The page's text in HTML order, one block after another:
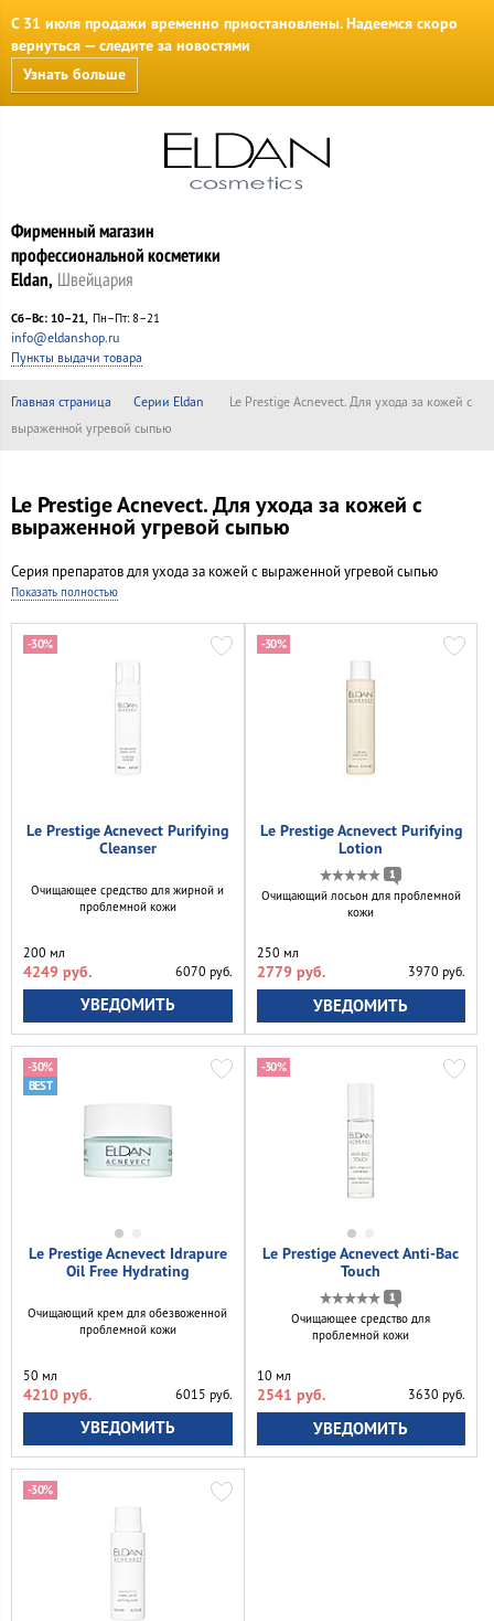
С 31 июля продажи временно приостановлены. Надеемся скоро
вернуться — следите за новостями
Узнать больше
Фирменный магазин
профессиональной косметики
Eldan, Швейцария
Пн–Пт: 8–21
Сб–Вс: 10–21
info@eldanshop.ru
Пункты выдачи товара
Главная страница Серии Eldan
Le Prestige Acnevect. Для ухода за кожей с
выраженной угревой сыпью
Le Prestige Acnevect. Для ухода за кожей с
выраженной угревой сыпью
Серия препаратов для ухода за кожей с выраженной угревой сыпью
Показать полностью
Le Prestige Acnevect Purifying
Cleanser
Очищающее средство для жирной и
проблемной кожи
-30%
200 мл
4249 руб. 6070 руб.
УВЕДОМИТЬ
Le Prestige Acnevect Purifying
Lotion
1
Очищающий лосьон для проблемной
кожи
-30%
250 мл
2779 руб. 3970 руб.
УВЕДОМИТЬ
Le Prestige Acnevect Idrapure
Oil Free Hydrating
Очищающий крем для обезвоженной
проблемной кожи
-30%
50 мл
4210 руб. 6015 руб.
УВЕДОМИТЬ
Le Prestige Acnevect Anti-Bac
Touch
1
Очищающее средство для
проблемной кожи
-30%
10 мл
2541 руб. 3630 руб.
УВЕДОМИТЬ
-30%